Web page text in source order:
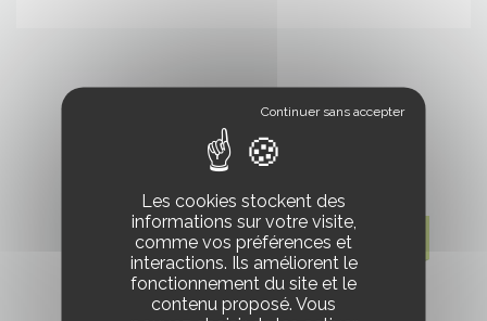
95.62586.0625 HT
Les cookies stockent des
informations sur votre visite,
comme vos préférences et
interactions. Ils améliorent le
fonctionnement du site et le
contenu proposé. Vous